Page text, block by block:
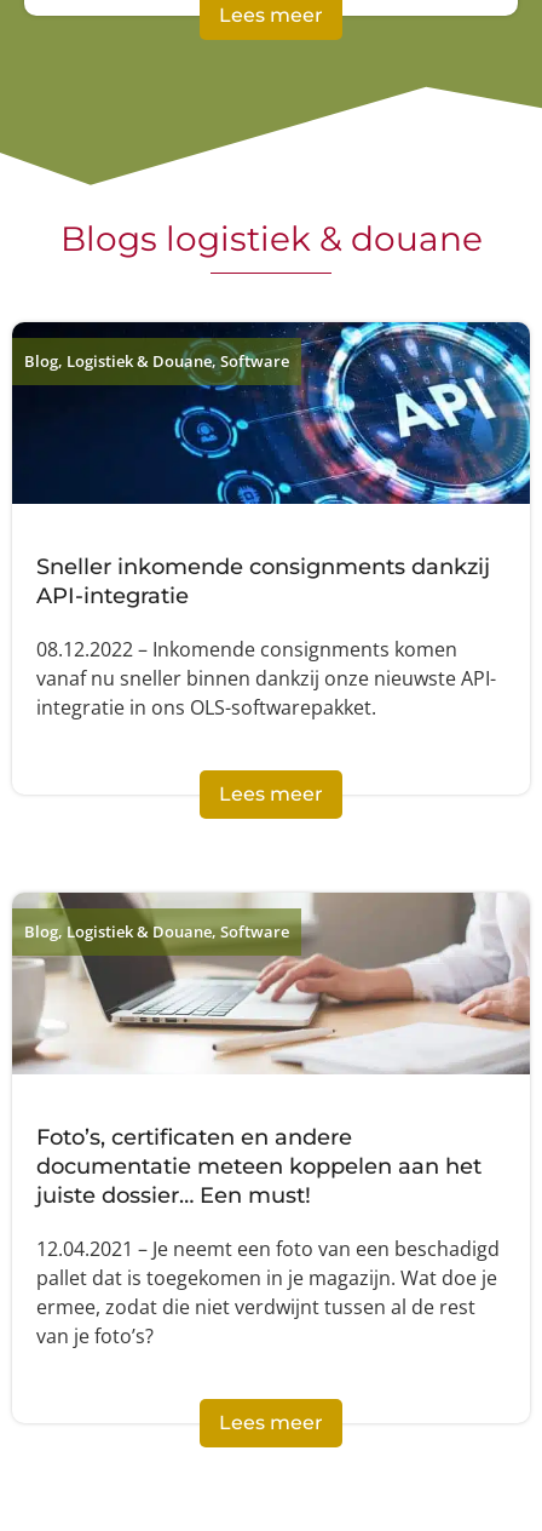
Lees meer
Blogs logistiek & douane
Blog, Logistiek & Douane,Software
Sneller inkomende consignments dankzij
API-integratie
08.12.2022 – Inkomende consignments komen
vanaf nu sneller binnen dankzij onze nieuwste API-
integratie in ons OLS-softwarepakket.
Lees meer
Blog, Logistiek & Douane,Software
Foto’s, certificaten en andere
documentatie meteen koppelen aan het
juiste dossier… Een must!
12.04.2021 – Je neemt een foto van een beschadigd
pallet dat is toegekomen in je magazijn. Wat doe je
ermee, zodat die niet verdwijnt tussen al de rest
van je foto’s?
Lees meer